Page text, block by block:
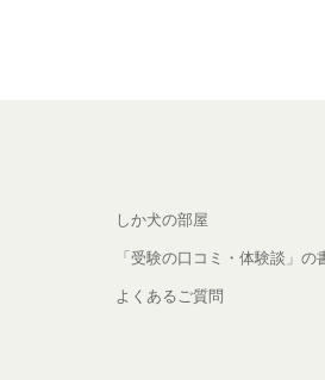
しか犬の部屋
「受験の口コミ・体験談」の
よくあるご質問